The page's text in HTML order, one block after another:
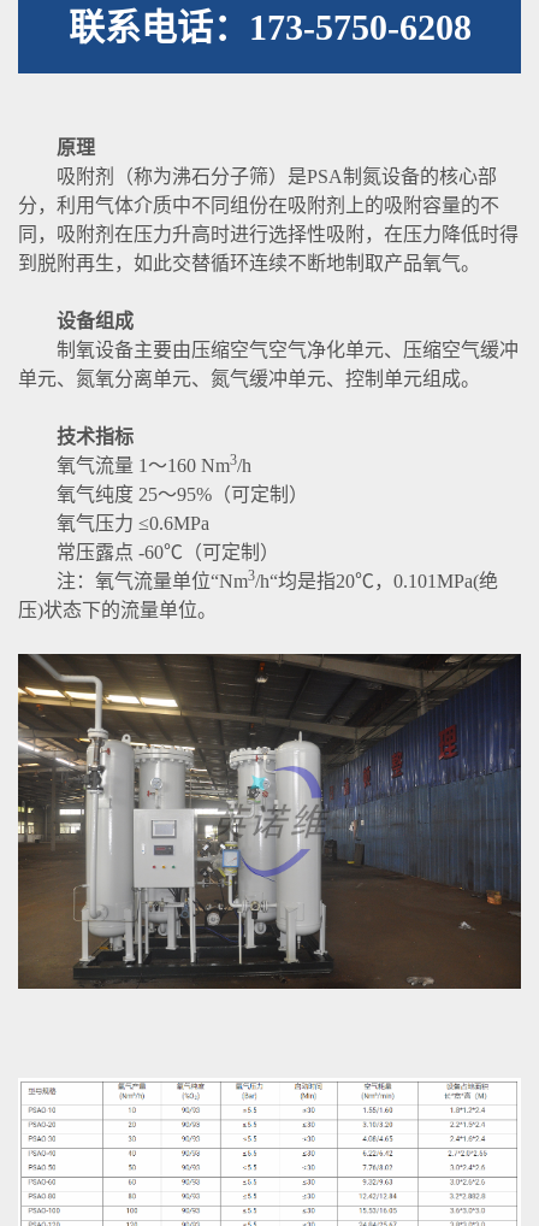
联系电话：173-5750-6208
原理
吸附剂（称为沸石分子筛）是PSA制氮设备的核心部
分，利用气体介质中不同组份在吸附剂上的吸附容量的不
同，吸附剂在压力升高时进行选择性吸附，在压力降低时得
到脱附再生，如此交替循环连续不断地制取产品氧气。
设备组成
制氧设备主要由压缩空气空气净化单元、压缩空气缓冲
单元、氮氧分离单元、氮气缓冲单元、控制单元组成。
技术指标
氧气流量 1～160 Nm3/h
氧气纯度 25～95%（可定制）
氧气压力 ≤0.6MPa
常压露点 -60℃（可定制）
注：氧气流量单位“Nm3/h“均是指20℃，0.101MPa(绝
压)状态下的流量单位。